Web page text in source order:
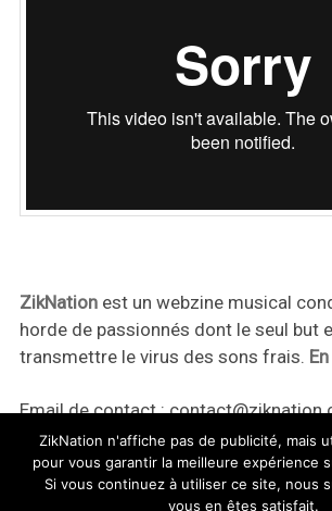
ZikNationest un webzine musical
horde de passionnés dont le seul but
transmettre le virus des sons frais.
Email de contact :
ZikNation n'affiche pas de publicité, mais
pour vous garantir la meilleure expérience
Si vous continuez à utiliser ce site, nous
vous en êtes satisfait.